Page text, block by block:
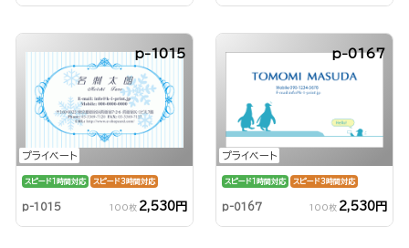
プライベート
p-1015
スピード1時間対応 スピード3時間対応
p-1015 100枚 2,530円
プライベート
p-0167
スピード1時間対応 スピード3時間対応
p-0167 100枚 2,530円